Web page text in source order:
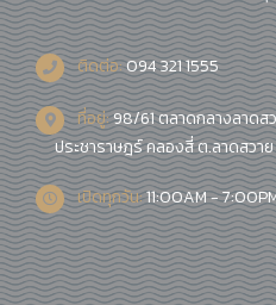
ติดต่อ:094 321 1555
ที่อยู่:98/61 ตลาดกลางลาดส
ประชาราษฎร์ คลองสี่ ต.ลาดสวาย
เปิดทุกวัน:11:00AM -